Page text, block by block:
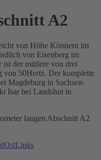
A2
von Höhe Könnern im
von Eisenberg im
der mittlere von drei
von 50Hertz. Der komplette
Magdeburg in Sachsen-
Isar bei Landshut in
langen Abschnitt A2